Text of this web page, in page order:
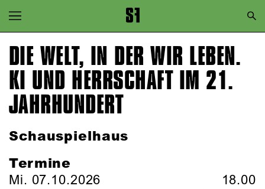
Zur Hauptnavigation springen
Zum Hauptinhalt springen
Zum Footer springen
DIE WELT, IN DER WIR LEBEN.
KI UND HERRSCHAFT IM 21.
JAHRHUNDERT
Schauspielhaus
Termine
Mi. 07.10.2026 18.00